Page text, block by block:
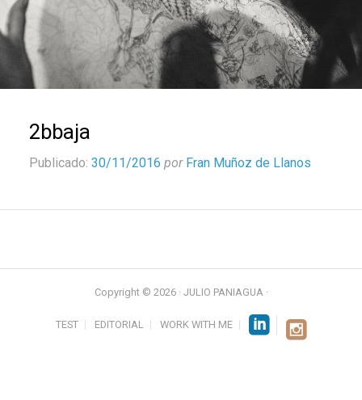
2bbaja
Publicado: 30/11/2016 por Fran Muñoz de Llanos
Copyright © 2026 · JULIO PANIAGUA ·
TEST EDITORIAL WORK WITH ME